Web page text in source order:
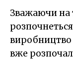
Зважаючи на
виробництво
вже